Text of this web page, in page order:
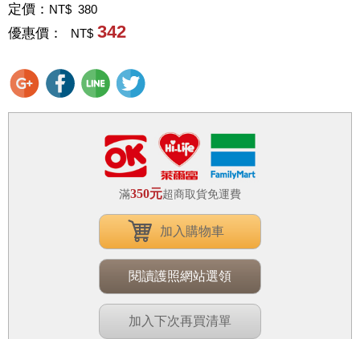
定價： NT$ 380
優惠價： NT$ 342
滿350元超商取貨免運費
加入購物車
閱讀護照網站選領
加入下次再買清單